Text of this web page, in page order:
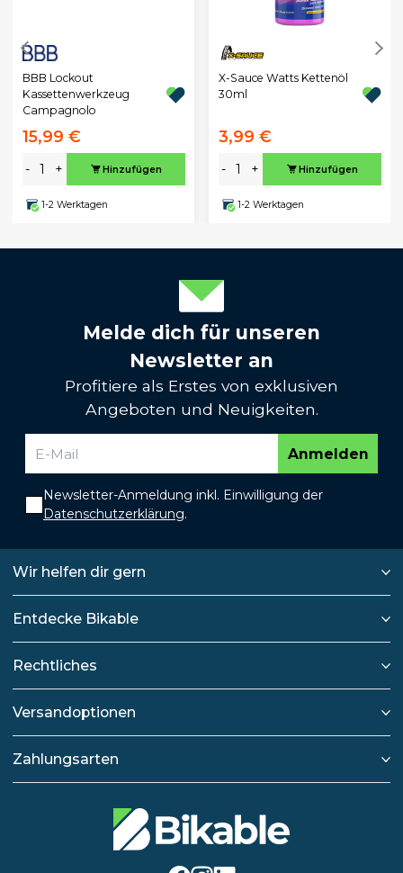
BBB Lockout
Kassettenwerkzeug
Campagnolo
15,99 €
- + Hinzufügen
1-2 Werktagen
X-Sauce Watts Kettenöl
30ml
3,99 €
- + Hinzufügen
1-2 Werktagen
Melde dich für unseren
Newsletter an
Profitiere als Erstes von exklusiven
Angeboten und Neuigkeiten.
Anmelden
Newsletter-Anmeldung inkl. Einwilligung der
Datenschutzerklärung.
Wir helfen dir gern
Entdecke Bikable
Rechtliches
Versandoptionen
Zahlungsarten